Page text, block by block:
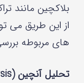
بلاکچین مانند
از این طریق می
های مربوطه
تحلیل آنچین (on-chain analysis)